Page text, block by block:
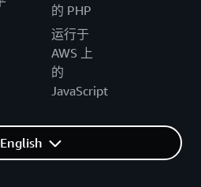
的 PHP
运行于
AWS 上
的
JavaScript
English